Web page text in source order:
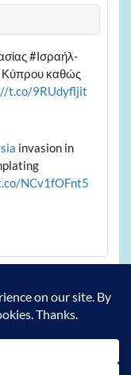
#Ισραήλ-
καθώς
t.co/9RUdyfljit
invasion in
NCv1fOFnt5